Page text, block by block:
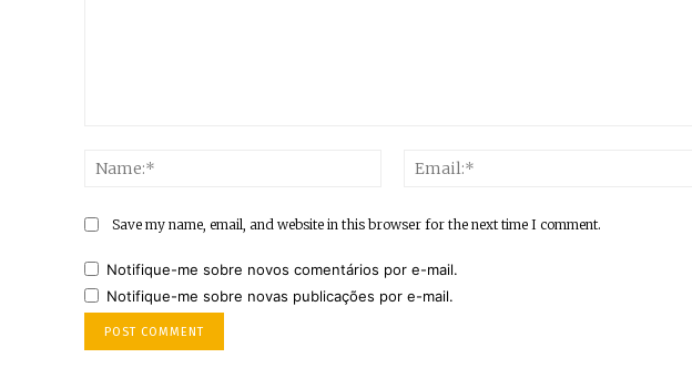
Name:*
Save my name, email, and website in this browser for the next time I comment.
Notifique-me sobre novos comentários por e-mail.
Notifique-me sobre novas publicações por e-mail.